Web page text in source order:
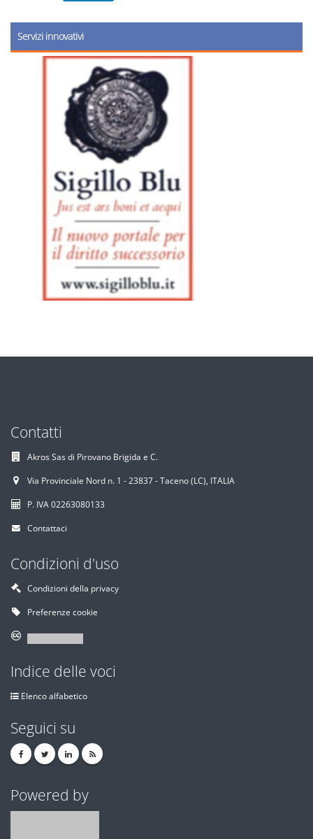
Servizi innovativi
Contatti
Akros Sas di Pirovano Brigida e C.
Via Provinciale Nord n. 1 - 23837 - Taceno (LC), ITALIA
P. IVA 02263080133
Contattaci
Condizioni d'uso
Condizioni della privacy
Preferenze cookie
Indice delle voci
Elenco alfabetico
Seguici su
Powered by